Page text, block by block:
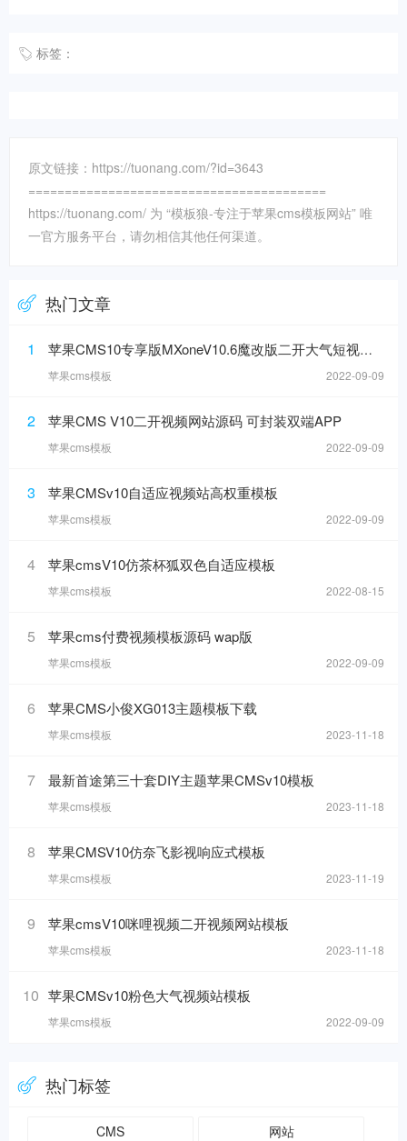
标签：
原文链接：https://tuonang.com/?id=3643
=========================================
https://tuonang.com/ 为 “模板狼-专注于苹果cms模板网站” 唯
一官方服务平台，请勿相信其他任何渠道。
热门文章
1 苹果CMS10专享版MXoneV10.6魔改版二开大气短视模板
苹果cms模板 2022-09-09
2 苹果CMS V10二开视频网站源码 可封装双端APP
苹果cms模板 2022-09-09
3 苹果CMSv10自适应视频站高权重模板
苹果cms模板 2022-09-09
4 苹果cmsV10仿茶杯狐双色自适应模板
苹果cms模板 2022-08-15
5 苹果cms付费视频模板源码 wap版
苹果cms模板 2022-09-09
6 苹果CMS小俊XG013主题模板下载
苹果cms模板 2023-11-18
7 最新首途第三十套DIY主题苹果CMSv10模板
苹果cms模板 2023-11-18
8 苹果CMSV10仿奈飞影视响应式模板
苹果cms模板 2023-11-19
9 苹果cmsV10咪哩视频二开视频网站模板
苹果cms模板 2023-11-18
10 苹果CMSv10粉色大气视频站模板
苹果cms模板 2022-09-09
热门标签
CMS 网站